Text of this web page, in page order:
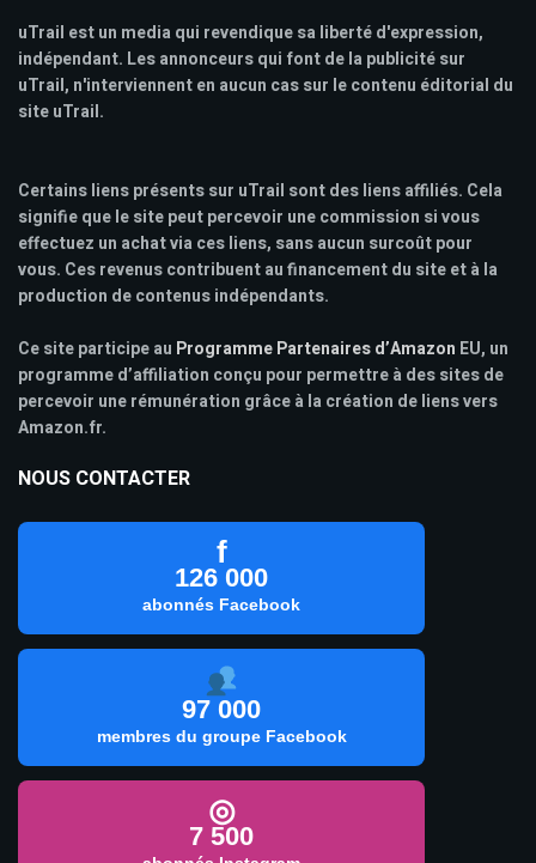
uTrail est un media qui revendique sa liberté d'expression,
indépendant. Les annonceurs qui font de la publicité sur
uTrail, n'interviennent en aucun cas sur le contenu éditorial du
site uTrail.
Certains liens présents sur uTrail sont des liens affiliés. Cela
signifie que le site peut percevoir une commission si vous
effectuez un achat via ces liens, sans aucun surcoût pour
vous. Ces revenus contribuent au financement du site et à la
production de contenus indépendants.
Ce site participe au Programme Partenaires d’Amazon EU, un
programme d’affiliation conçu pour permettre à des sites de
percevoir une rémunération grâce à la création de liens vers
Amazon.fr.
NOUS CONTACTER
f
126 000
abonnés Facebook
97 000
membres du groupe Facebook
◎
7 500